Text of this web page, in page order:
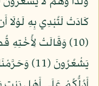
كَادَتْ لَتُبْدِي بِهِ لَوْلَا
(10) وَقَالَتْ
يَشْعُرُونَ